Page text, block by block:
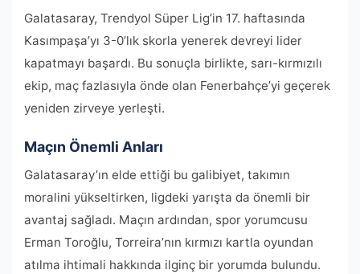
Galatasaray, Trendyol Süper Lig’in 17. haftasında
Kasımpaşa’yı 3-0’lık skorla yenerek devreyi lider
kapatmayı başardı. Bu sonuçla birlikte, sarı-kırmızılı
ekip, maç fazlasıyla önde olan Fenerbahçe’yi geçerek
yeniden zirveye yerleşti.
Maçın Önemli Anları
Galatasaray’ın elde ettiği bu galibiyet, takımın
moralini yükseltirken, ligdeki yarışta da önemli bir
avantaj sağladı. Maçın ardından, spor yorumcusu
Erman Toroğlu, Torreira’nın kırmızı kartla oyundan
atılma ihtimali hakkında ilginç bir yorumda bulundu.